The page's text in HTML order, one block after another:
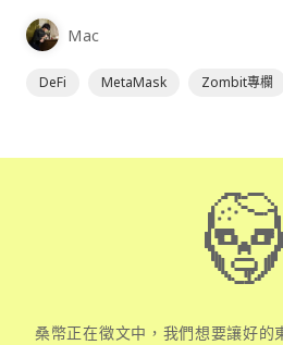
為插件使用，具備許多功能且使用上
Mac
DeFi MetaMask Zombit專欄
桑幣正在徵文中，我們想要讓好的